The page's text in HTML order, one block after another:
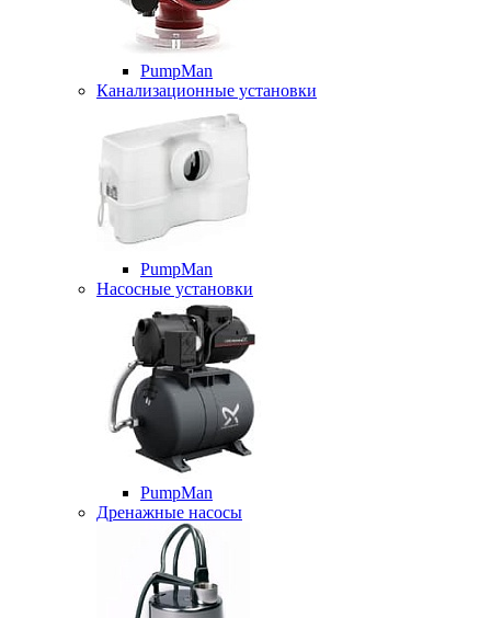
PumpMan
Канализационные установки
PumpMan
Насосные установки
PumpMan
Дренажные насосы